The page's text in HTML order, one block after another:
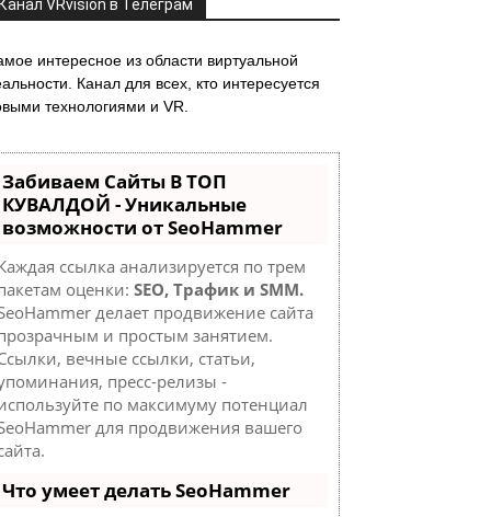
VRvision в Телеграм
интересное из области виртуальной
Канал для всех, кто интересуется
технологиями и VR.
Забиваем Сайты В ТОП
КУВАЛДОЙ - Уникальные
возможности от SeoHammer
ссылка анализируется по трем
оценки: SEO, Трафик и SMM.
делает продвижение сайта
и простым занятием.
вечные ссылки, статьи,
пресс-релизы -
по максимуму потенциал
для продвижения вашего
Что умеет делать SeoHammer